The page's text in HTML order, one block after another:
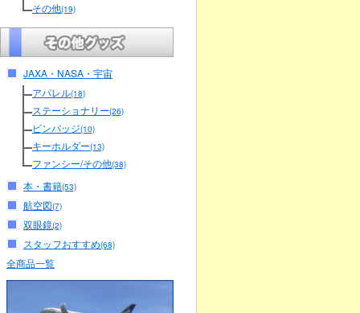
その他(19)
JAXA・NASA・宇宙
アパレル(18)
ステーショナリー(26)
ピンバッジ(10)
キーホルダー(13)
ファンシー/その他(38)
本・書籍(53)
航空図(7)
双眼鏡(2)
スタッフおすすめ(68)
全商品一覧